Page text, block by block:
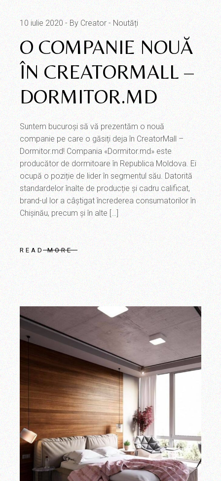
10 iulie 2020 By Creator Noutăți
O COMPANIE NOUĂ
ÎN CREATORMALL –
DORMITOR.MD
Suntem bucuroși să vă prezentăm o nouă
companie pe care o găsiți deja în CreatorMall –
Dormitor.md! Compania «Dormitor.md» este
producător de dormitoare în Republica Moldova. Ei
ocupă o poziție de lider în segmentul său. Datorită
standardelor înalte de producție și cadru calificat,
brand-ul lor a câștigat încrederea consumatorilor în
Chișinău, precum și în alte […]
READ MORE